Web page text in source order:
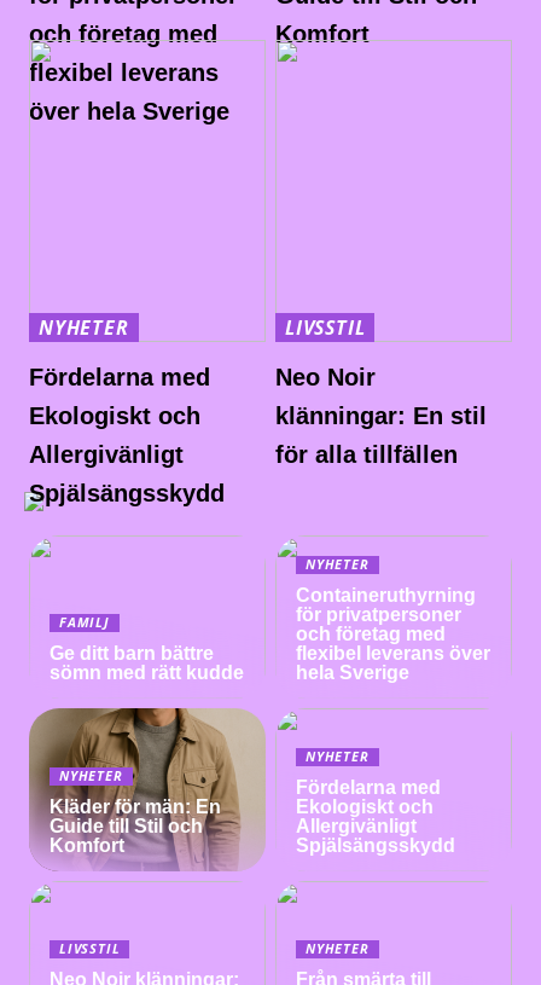
och företag med
flexibel leverans
över hela Sverige
Komfort
NYHETER
Fördelarna med
Ekologiskt och
Allergivänligt
Spjälsängsskydd
LIVSSTIL
Neo Noir
klänningar: En stil
för alla tillfällen
FAMILJ
Ge ditt barn bättre
sömn med rätt kudde
NYHETER
Containeruthyrning
för privatpersoner
och företag med
flexibel leverans över
hela Sverige
NYHETER
Kläder för män: En
Guide till Stil och
Komfort
NYHETER
Fördelarna med
Ekologiskt och
Allergivänligt
Spjälsängsskydd
LIVSSTIL
Neo Noir klänningar:
NYHETER
Från smärta till